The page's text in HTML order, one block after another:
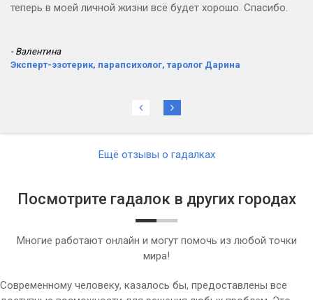
теперь в моей личной жизни всё будет хорошо. Спасибо.
- Валентина
Эксперт-эзотерик, парапсихолог, таролог Дарина
Ещё отзывы о гадалках
Посмотрите гадалок в других городах
Многие работают онлайн и могут помочь из любой точки
мира!
Современному человеку, казалось бы, предоставлены все